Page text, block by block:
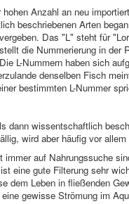
hohen Anzahl an neu
beschriebenen Arten
Das "L" steht für
die Nummerierung in der
L-Nummern haben sich
denselben Fisch
bestimmten L-Nummer
dann wissentschaftlich
wird aber häufig vor
immer auf Nahrungssuche
eine gute Filterung sehr
dem Leben in fließenden
gewisse Strömung im